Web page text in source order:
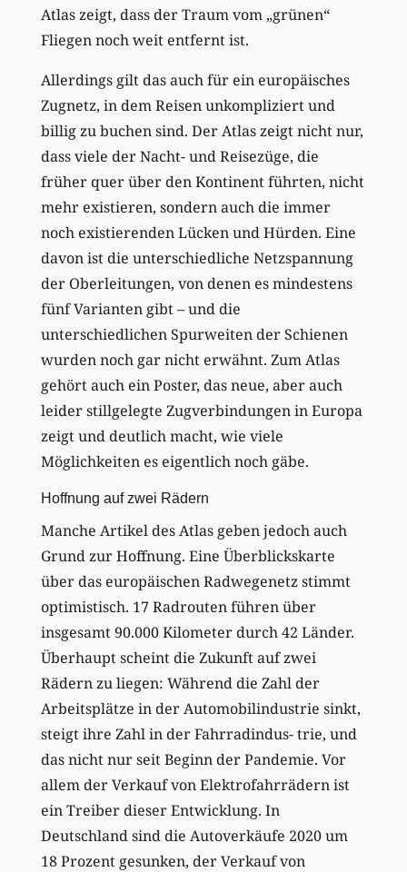
Atlas zeigt, dass der Traum vom „grünen“
Fliegen noch weit entfernt ist.
Allerdings gilt das auch für ein europäisches
Zugnetz, in dem Reisen unkompliziert und
billig zu buchen sind. Der Atlas zeigt nicht nur,
dass viele der Nacht- und Reisezüge, die
früher quer über den Kontinent führten, nicht
mehr existieren, sondern auch die immer
noch existierenden Lücken und Hürden. Eine
davon ist die unterschiedliche Netzspannung
der Oberleitungen, von denen es mindestens
fünf Varianten gibt – und die
unterschiedlichen Spurweiten der Schienen
wurden noch gar nicht erwähnt. Zum Atlas
gehört auch ein Poster, das neue, aber auch
leider stillgelegte Zugverbindungen in Europa
zeigt und deutlich macht, wie viele
Möglichkeiten es eigentlich noch gäbe.
Hoffnung auf zwei Rädern
Manche Artikel des Atlas geben jedoch auch
Grund zur Hoffnung. Eine Überblickskarte
über das europäischen Radwegenetz stimmt
optimistisch. 17 Radrouten führen über
insgesamt 90.000 Kilometer durch 42 Länder.
Überhaupt scheint die Zukunft auf zwei
Rädern zu liegen: Während die Zahl der
Arbeitsplätze in der Automobilindustrie sinkt,
steigt ihre Zahl in der Fahrradindus- trie, und
das nicht nur seit Beginn der Pandemie. Vor
allem der Verkauf von Elektrofahrrädern ist
ein Treiber dieser Entwicklung. In
Deutschland sind die Autoverkäufe 2020 um
18 Prozent gesunken, der Verkauf von